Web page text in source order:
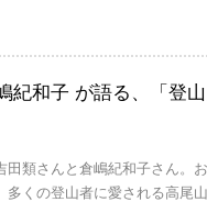
紀和子 が語る、「登
田類さんと倉嶋紀和子さん。
くの登山者に愛される高尾